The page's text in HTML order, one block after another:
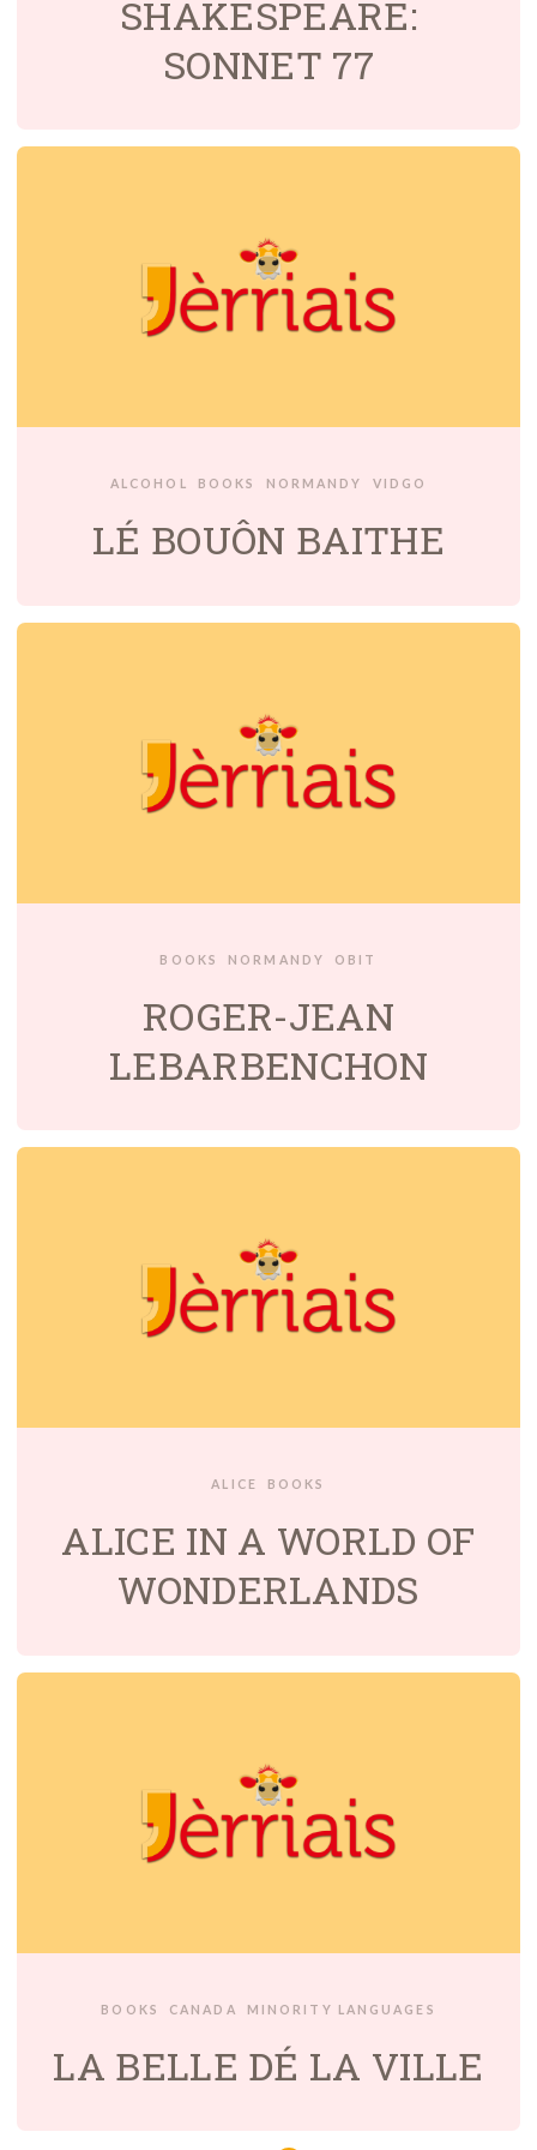
SHAKESPEARE:
SONNET 77
ALCOHOL BOOKS NORMANDY VIDGO
LÉ BOUÔN BAITHE
BOOKS NORMANDY OBIT
ROGER-JEAN
LEBARBENCHON
ALICE BOOKS
ALICE IN A WORLD OF
WONDERLANDS
BOOKS CANADA MINORITY LANGUAGES
LA BELLE DÉ LA VILLE